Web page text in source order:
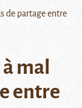
de partage entre
mal
entre